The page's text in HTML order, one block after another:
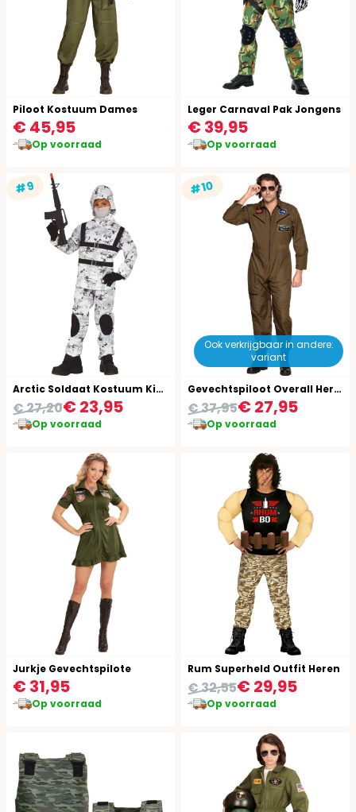
Piloot Kostuum Dames
€ 45,95
Op voorraad
Leger Carnaval Pak Jongens
€ 39,95
Op voorraad
#9
Arctic Soldaat Kostuum Kind
€ 23,95
€ 27,20
Op voorraad
#10
Ook verkrijgbaar in andere:
variant
Gevechtspiloot Overall Heren
€ 27,95
€ 37,95
Op voorraad
Jurkje Gevechtspilote
€ 31,95
Op voorraad
Rum Superheld Outfit Heren
€ 29,95
€ 32,55
Op voorraad